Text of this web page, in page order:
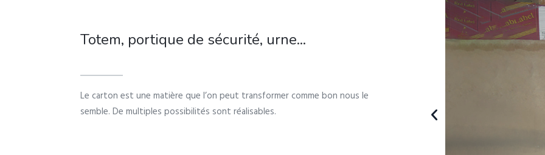
Totem, portique de sécurité, urne...
Le carton est une matière que l’on peut transformer comme bon nous le
semble. De multiples possibilités sont réalisables.